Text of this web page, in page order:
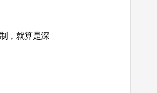
，就算是深